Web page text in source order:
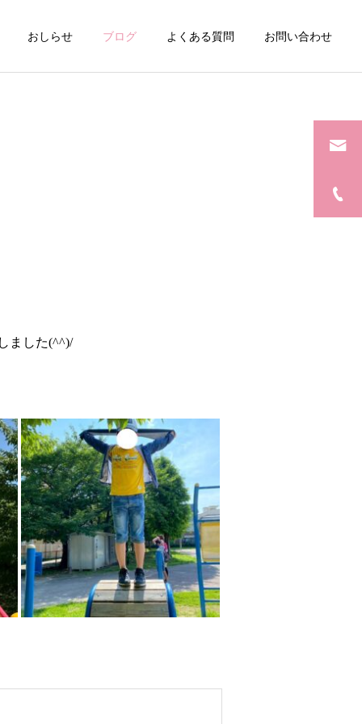
おしらせ ブログ よくある質問 お問い合わせ
ました(^^)/